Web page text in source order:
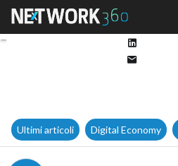
Ultimi articoli Digital Economy